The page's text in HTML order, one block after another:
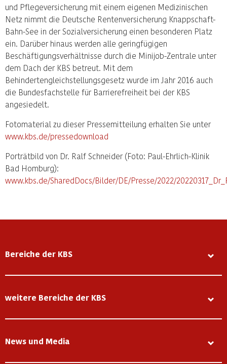
und Pflegeversicherung mit einem eigenen Medizinischen
Netz nimmt die Deutsche Rentenversicherung Knappschaft-
Bahn-See in der Sozialversicherung einen besonderen Platz
ein. Darüber hinaus werden alle geringfügigen
Beschäftigungsverhältnisse durch die Minijob-Zentrale unter
dem Dach der KBS betreut. Mit dem
Behindertengleichstellungsgesetz wurde im Jahr 2016 auch
die Bundesfachstelle für Barrierefreiheit bei der KBS
angesiedelt.
Fotomaterial zu dieser Pressemitteilung erhalten Sie unter
www.kbs.de/pressedownload
Porträtbild von Dr. Ralf Schneider (Foto: Paul-Ehrlich-Klinik
Bad Homburg):
www.kbs.de/SharedDocs/Bilder/DE/Presse/2022/
Bereiche der KBS
weitere Bereiche der KBS
News und Media